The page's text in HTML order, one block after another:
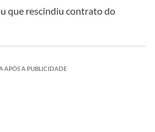
que rescindiu contrato do
APÓS A PUBLICIDADE